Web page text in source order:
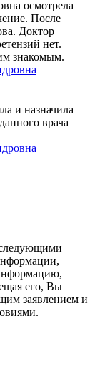
осмотрела
После
Доктор
нет.
знакомым.
и назначила
врача
следующими
его, Вы
заявлением и